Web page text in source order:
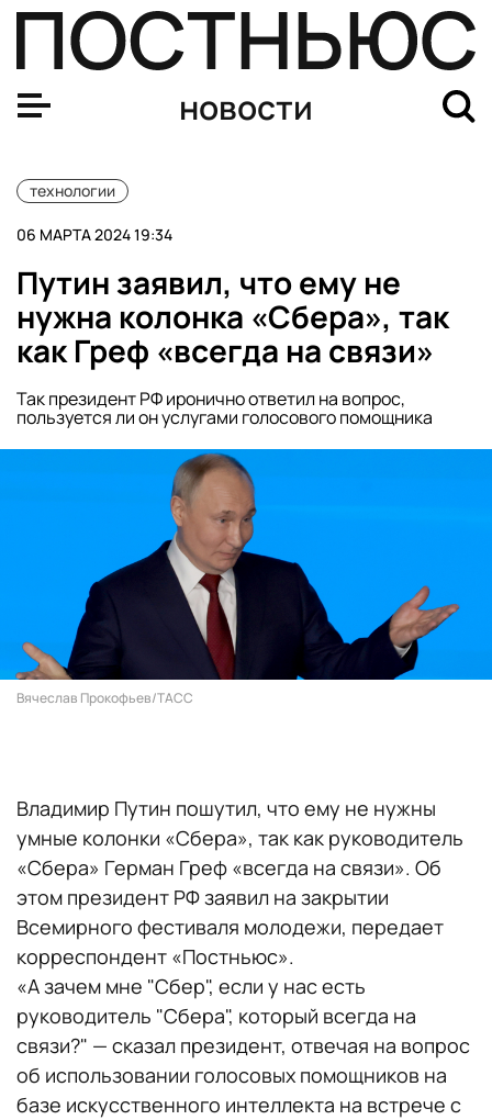
новости
технологии
06 МАРТА 2024 19:34
Путин заявил, что ему не
нужна колонка «Сбера», так
как Греф «всегда на связи»
Так президент РФ иронично ответил на вопрос,
пользуется ли он услугами голосового помощника
Вячеслав Прокофьев/ТАСС
Владимир Путин пошутил, что ему не нужны
умные колонки «Сбера», так как руководитель
«Сбера» Герман Греф «всегда на связи». Об
этом президент РФ заявил на закрытии
Всемирного фестиваля молодежи, передает
корреспондент «Постньюс».
«А зачем мне "Сбер", если у нас есть
руководитель "Сбера", который всегда на
связи?" — сказал президент, отвечая на вопрос
об использовании голосовых помощников на
базе искусственного интеллекта на встрече с
Россиянка рассказала, почему не обиделась